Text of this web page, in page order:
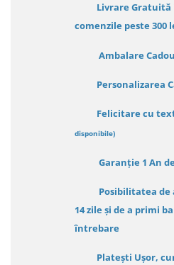
Livrare Gratuită
comenzile peste 300
Ambalare Cadou
Personalizarea
Felicitare cu
disponibile)
Garanție 1 An
Posibilitatea
14 zileși de a primi
întrebare
Platești Ușor,